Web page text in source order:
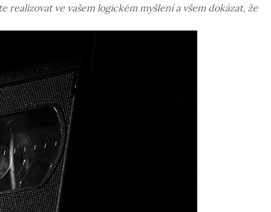
realizovat ve vašem logickém myšlení a všem dokázat, že